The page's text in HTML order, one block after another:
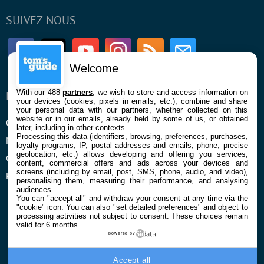
SUIVEZ-NOUS
FacebookTwitter Youtube InstagramRSS Newsletter
ENTREPRISE
Qui sommes nous
Mentions légales et CGU
Confidentialité et Cookies
Préférences cookies
À PROPOS
La rédaction
Contact
Welcome
With our 488partners , we wish to store and access information on
your devices (cookies, pixels in emails, etc.), combine and share
your personal data with our partners, whether collected on this
website or in our emails, already held by some of us, or obtained
later, including in other contexts.
Processing this data (identifiers, browsing, preferences, purchases,
loyalty programs, IP, postal addresses and emails, phone, precise
geolocation, etc.) allows developing and offering you services,
content, commercial offers and ads across your devices and
screens (including by email, post, SMS, phone, audio, and video),
personalising them, measuring their performance, and analysing
audiences.
You can "accept all" and withdraw your consent at any time via the
"cookie" icon. You can also "set detailed preferences" and object to
processing activities not subject to consent. These choices remain
valid for 6 months.
powered by
Accept all